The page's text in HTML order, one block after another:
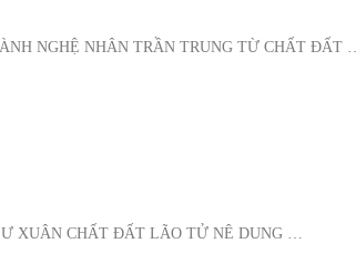
NGHỆ NHÂN TRẦN TRUNG TỪ CHẤT ĐẤT …
XUÂN CHẤT ĐẤT LÃO TỬ NÊ DUNG …